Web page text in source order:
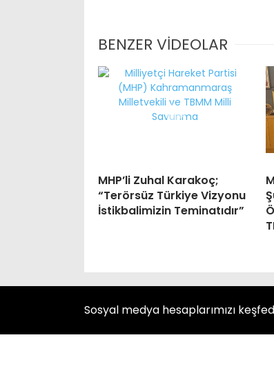
BENZER VİDEOLAR
MHP’li Zuhal Karakoç;
“Terörsüz Türkiye Vizyonu
İstikbalimizin Teminatıdır”
Sosyal medya hesaplarımızı